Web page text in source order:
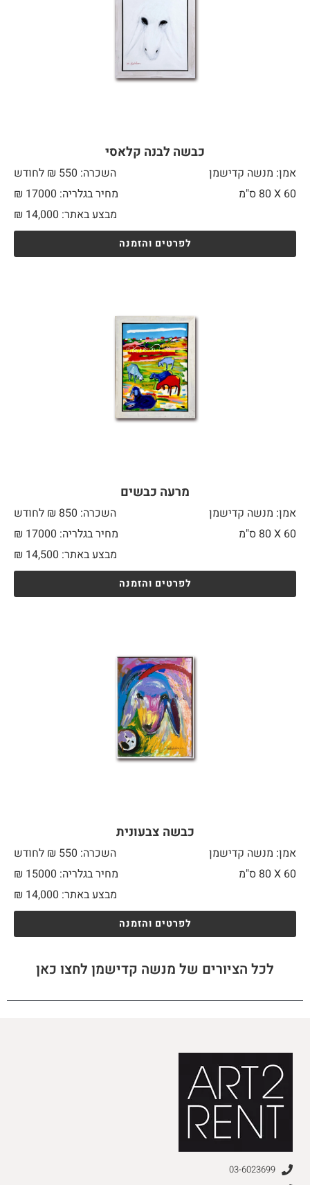
כבשה לבנה קלאסי
אמן: מנשה קדישמן
השכרה: 550 ₪ לחודש
60 X
מחיר בגלריה: 17000 ₪
מבצע באתר:
₪ 14,000
לפרטים והזמנה
מרעה כבשים
אמן: מנשה קדישמן
השכרה: 850 ₪ לחודש
60 X
מחיר בגלריה: 17000 ₪
מבצע באתר:
₪ 14,500
לפרטים והזמנה
כבשה צבעונית
אמן: מנשה קדישמן
השכרה: 550 ₪ לחודש
60 X
מחיר בגלריה: 15000 ₪
מבצע באתר:
₪ 14,000
לפרטים והזמנה
לכל הציורים של מנשה קדישמן לחצו כאן
03-6023699